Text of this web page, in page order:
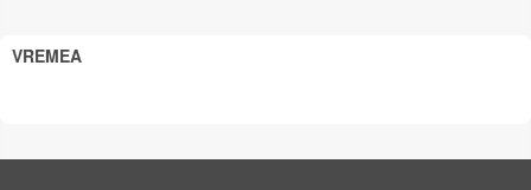
VREMEA